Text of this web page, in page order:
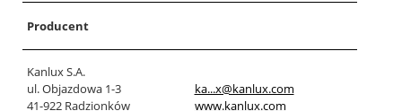
Producent
Kanlux S.A.
ul. Objazdowa 1-3
41-922 Radzionków
ka...x@kanlux.com
www.kanlux.com